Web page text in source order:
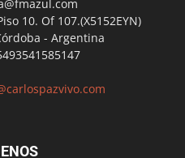
10. Of 107.(X5152EYN)
- Argentina